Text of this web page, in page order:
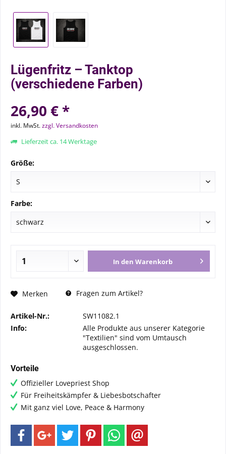
Lügenfritz – Tanktop
(verschiedene Farben)
26,90 € *
inkl. MwSt.zzgl. Versandkosten
Lieferzeit ca. 14 Werktage
Größe:
Farbe:
In den Warenkorb
Merken Fragen zum Artikel?
Artikel-Nr.:
SW11082.1
Info:
Alle Produkte aus unserer Kategorie
"Textilien" sind vom Umtausch
ausgeschlossen.
Vorteile
Offizieller Lovepriest Shop
Für Freiheitskämpfer & Liebesbotschafter
Mit ganz viel Love, Peace & Harmony